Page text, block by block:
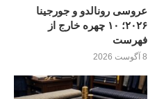
عروسی رونالدو و جورجینا
۲۰۲۶؛ ۱۰ چهره خارج از
فهرست
8 آگوست 2026